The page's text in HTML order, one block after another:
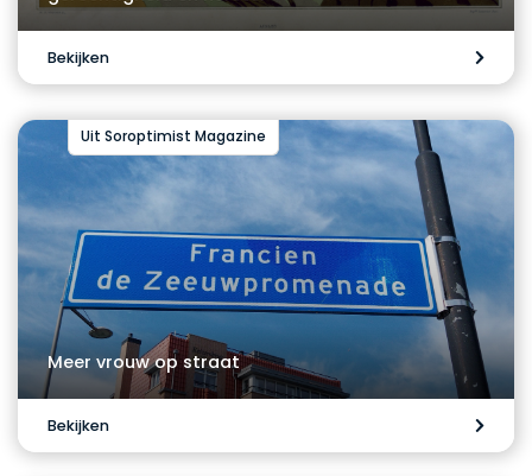
Bekijken
Uit Soroptimist Magazine
Meer vrouw op straat
Bekijken